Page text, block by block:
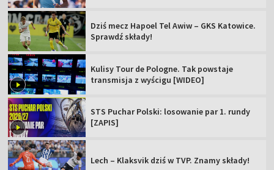
Dziś mecz Hapoel Tel Awiw – GKS Katowice.
Sprawdź składy!
Kulisy Tour de Pologne. Tak powstaje
transmisja z wyścigu [WIDEO]
STS Puchar Polski: losowanie par 1. rundy
[ZAPIS]
Lech – Klaksvik dziś w TVP. Znamy składy!